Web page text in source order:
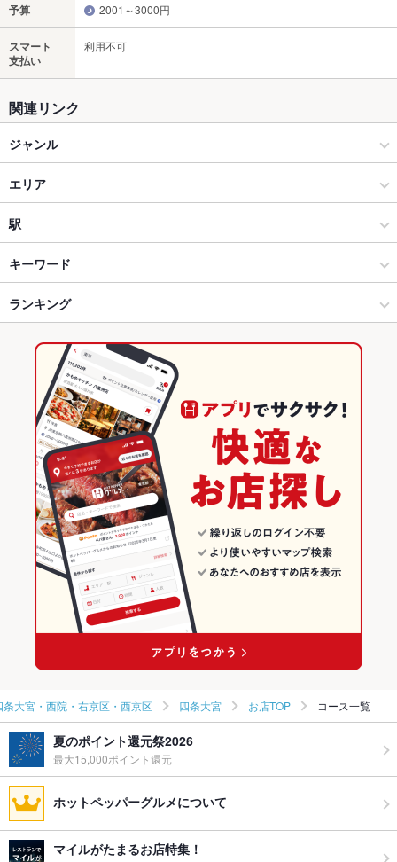
予算 2001～3000円
スマート
支払い
利用不可
関連リンク
ジャンル
居酒屋
創作
海鮮
四条大宮・西院・右京区・西京区 × 居酒屋
四条大宮・西院・右京区・西京区 × 創作
四条大宮・西院・右京区・西京区 × 海鮮
四条大宮駅 × 居酒屋
四条大宮駅 × 創作
四条大宮駅 × 海鮮
エリア
四条大宮
四条大宮 × 居酒屋
四条大宮 × 創作
四条大宮 × 海鮮
京都 × 居酒屋
京都 × 創作
京都 × 海鮮
駅
大宮駅
四条大宮駅
二条城前駅
キーワード
からあげ
ランキング
京都のグルメランキング
京都の居酒屋ランキング
四条大宮・西院・右京区・西京区のグルメランキング
四条大宮・西院・右京区・西京区の居酒屋ランキング
四条大宮のグルメランキング
四条大宮の居酒屋ランキング
条大宮・西院・右京区・西京区 四条大宮 お店TOP コース一覧
夏のポイント還元祭2026
最大15,000ポイント還元
ホットペッパーグルメについて
マイルがたまるお店特集！